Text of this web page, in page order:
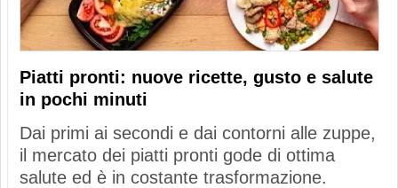
Piatti pronti: nuove ricette, gusto e salute
in pochi minuti
Dai primi ai secondi e dai contorni alle zuppe,
il mercato dei piatti pronti gode di ottima
salute ed è in costante trasformazione.